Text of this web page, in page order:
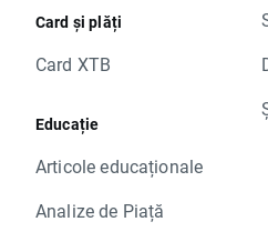
Card și plăți
Card XTB
Educație
Articole educaționale
Analize de Piață